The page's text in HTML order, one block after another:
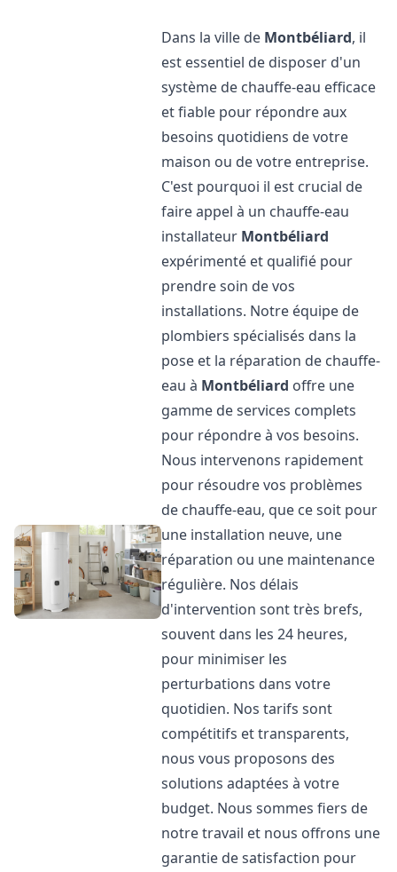
Dans la ville de Montbéliard, il
est essentiel de disposer d'un
système de chauffe-eau efficace
et fiable pour répondre aux
besoins quotidiens de votre
maison ou de votre entreprise.
C'est pourquoi il est crucial de
faire appel à un chauffe-eau
installateur Montbéliard
expérimenté et qualifié pour
prendre soin de vos
installations. Notre équipe de
plombiers spécialisés dans la
pose et la réparation de chauffe-
eau à Montbéliard offre une
gamme de services complets
pour répondre à vos besoins.
Nous intervenons rapidement
pour résoudre vos problèmes
de chauffe-eau, que ce soit pour
une installation neuve, une
réparation ou une maintenance
régulière. Nos délais
d'intervention sont très brefs,
souvent dans les 24 heures,
pour minimiser les
perturbations dans votre
quotidien. Nos tarifs sont
compétitifs et transparents,
nous vous proposons des
solutions adaptées à votre
budget. Nous sommes fiers de
notre travail et nous offrons une
garantie de satisfaction pour